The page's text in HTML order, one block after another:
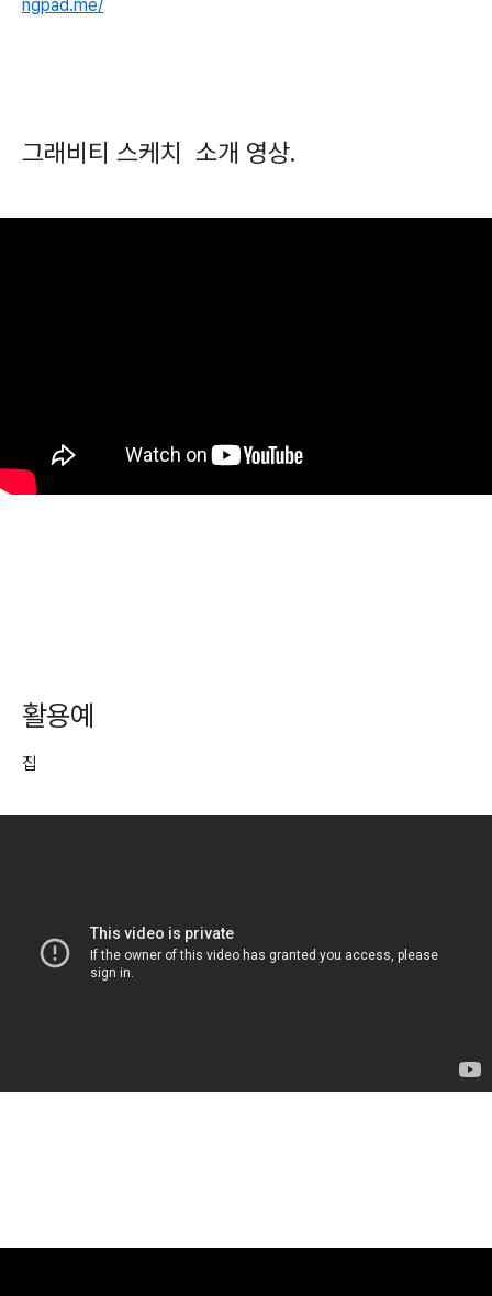
ngpad.me/
그래비티 스케치 소개 영상.
활용예
집